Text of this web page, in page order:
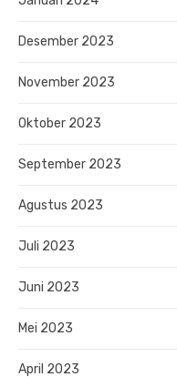
Desember 2023
November 2023
Oktober 2023
September 2023
Agustus 2023
Juli 2023
Juni 2023
Mei 2023
April 2023